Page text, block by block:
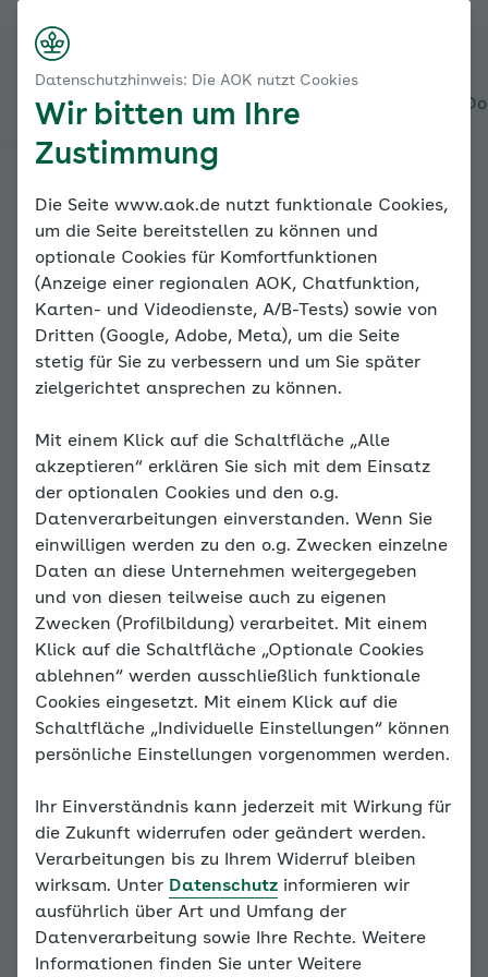
Alles über den Coach Mein Coach Meine
Bewegung
Die richtige Trainingsintensität finden
Die Borg-Skala
Online-Coach
Bluthochdruck
Die richtige Trainingsintensität
finden
Die Borg-Skala
Auf den schwedischen Physiologen
Gunnar Borg geht eine
Maßeinteilung zurück, die das
subjektive Anstrengungsempfinden
bei sportlichen Aktivitäten
veranschaulicht. Die sogenannte
Borg-Skala kann Ihnen helfen, ein
Empfinden dafür zu entwickeln, wie
sich dabei zu überanstrengen. Die
Borg-Skala ist hier dargestellt:
Datenschutzhinweis: Die AOK nutzt Cookies
Wir bitten um Ihre
Zustimmung
Die Seite www.aok.de nutzt funktionale Cookies,
um die Seite bereitstellen zu können und
optionale Cookies für Komfortfunktionen
(Anzeige einer regionalen AOK, Chatfunktion,
Karten- und Videodienste, A/B-Tests) sowie von
Dritten (Google, Adobe, Meta), um die Seite
stetig für Sie zu verbessern und um Sie später
zielgerichtet ansprechen zu können.
Mit einem Klick auf die Schaltfläche „Alle
akzeptieren“ erklären Sie sich mit dem Einsatz
der optionalen Cookies und den o.g.
Datenverarbeitungen einverstanden. Wenn Sie
einwilligen werden zu den o.g. Zwecken einzelne
Daten an diese Unternehmen weitergegeben
und von diesen teilweise auch zu eigenen
Zwecken (Profilbildung) verarbeitet. Mit einem
Klick auf die Schaltfläche „Optionale Cookies
ablehnen“ werden ausschließlich funktionale
Cookies eingesetzt. Mit einem Klick auf die
Schaltfläche „Individuelle Einstellungen“ können
persönliche Einstellungen vorgenommen werden.
Ihr Einverständnis kann jederzeit mit Wirkung für
die Zukunft widerrufen oder geändert werden.
Verarbeitungen bis zu Ihrem Widerruf bleiben
wirksam. Unter Datenschutz informieren wir
ausführlich über Art und Umfang der
Datenverarbeitung sowie Ihre Rechte. Weitere
Informationen finden Sie unter Weitere